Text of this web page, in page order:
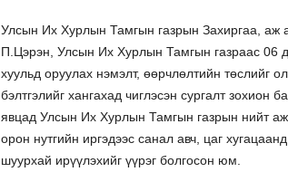
Улсын Их Хурлын Тамгын газрын Захиргаа, аж
П.Цэрэн, Улсын Их Хурлын Тамгын газраас 06
хуульд оруулах нэмэлт, өөрчлөлтийн төслийг
бэлтгэлийг хангахад чиглэсэн сургалт зохион
явцад Улсын Их Хурлын Тамгын газрын нийт
орон нутгийн иргэдээс санал авч, цаг
шуурхай ирүүлэхийг үүрэг болгосон юм.